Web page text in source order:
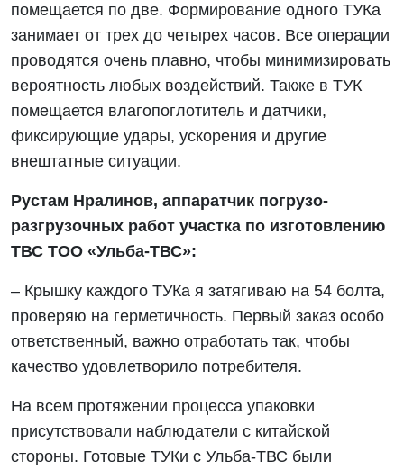
помещается по две. Формирование одного ТУКа
занимает от трех до четырех часов. Все операции
проводятся очень плавно, чтобы минимизировать
вероятность любых воздействий. Также в ТУК
помещается влагопоглотитель и датчики,
фиксирующие удары, ускорения и другие
внештатные ситуации.
Рустам Нралинов, аппаратчик погрузо-
разгрузочных работ участка по изготовлению
ТВС ТОО «Ульба-ТВС»:
– Крышку каждого ТУКа я затягиваю на 54 болта,
проверяю на герметичность. Первый заказ особо
ответственный, важно отработать так, чтобы
качество удовлетворило потребителя.
На всем протяжении процесса упаковки
присутствовали наблюдатели с китайской
стороны. Готовые ТУКи с Ульба-ТВС были